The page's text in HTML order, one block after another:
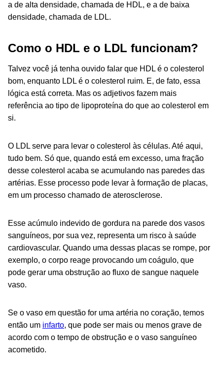
a de alta densidade, chamada de HDL, e a de baixa
densidade, chamada de LDL.
Como o HDL e o LDL funcionam?
Talvez você já tenha ouvido falar que HDL é o colesterol
bom, enquanto LDL é o colesterol ruim. E, de fato, essa
lógica está correta. Mas os adjetivos fazem mais
referência ao tipo de lipoproteína do que ao colesterol em
si.
O LDL serve para levar o colesterol às células. Até aqui,
tudo bem. Só que, quando está em excesso, uma fração
desse colesterol acaba se acumulando nas paredes das
artérias. Esse processo pode levar à formação de placas,
em um processo chamado de aterosclerose.
Esse acúmulo indevido de gordura na parede dos vasos
sanguíneos, por sua vez, representa um risco à saúde
cardiovascular. Quando uma dessas placas se rompe, por
exemplo, o corpo reage provocando um coágulo, que
pode gerar uma obstrução ao fluxo de sangue naquele
vaso.
Se o vaso em questão for uma artéria no coração, temos
então um infarto, que pode ser mais ou menos grave de
acordo com o tempo de obstrução e o vaso sanguíneo
acometido.